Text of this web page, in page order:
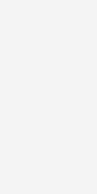
von uns
gebündelt und
einverstanden, über
Diese
Abmeldung ist
Daten finden Sie